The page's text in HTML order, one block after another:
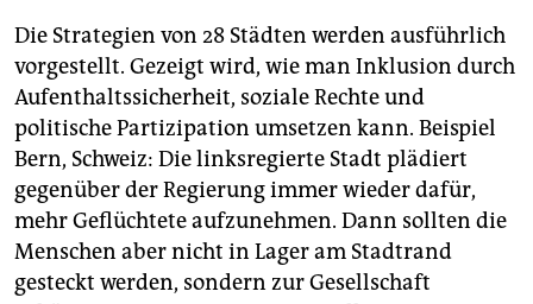
Die Strategien von 28 Städten werden ausführlich
vorgestellt. Gezeigt wird, wie man Inklusion durch
Aufenthaltssicherheit, soziale Rechte und
politische Partizipation umsetzen kann. Beispiel
Bern, Schweiz: Die linksregierte Stadt plädiert
gegenüber der Regierung immer wieder dafür,
mehr Geflüchtete aufzunehmen. Dann sollten die
Menschen aber nicht in Lager am Stadtrand
gesteckt werden, sondern zur Gesellschaft